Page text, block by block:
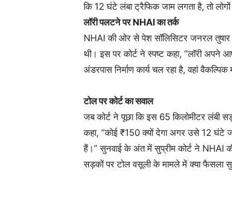
कि 12 घंटे लंबा ट्रैफिक जाम लगता है, तो
लॉरी पलटने पर NHAI का तर्क
NHAI की ओर से पेश सॉलिसिटर जनरल तुषार
थी। इस पर कोर्ट ने स्पष्ट कहा, “लॉरी अपने
अंडरपास निर्माण कार्य चल रहा है, वहां
टोल पर कोर्ट का सवाल
जब कोर्ट ने पूछा कि इस 65 किलोमीटर लंबी
कहा, “कोई ₹150 क्यों देगा अगर उसे 12 घंटे
हैं।” सुनवाई के अंत में सुप्रीम कोर्ट ने NHAI
सड़कों पर टोल वसूली के मामले में क्या फैसला